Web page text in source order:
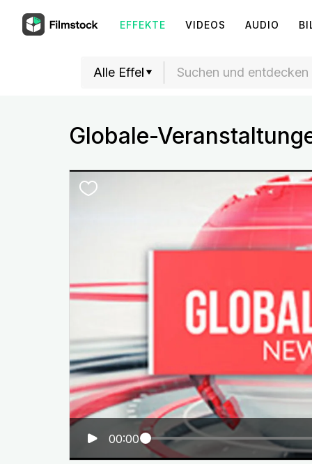
EFFEKTE VIDEOS AUDIO
Globale-
00:00